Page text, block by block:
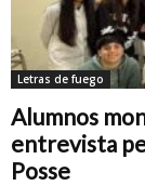
Letras de fuego
Alumnos
entrevista
Posse